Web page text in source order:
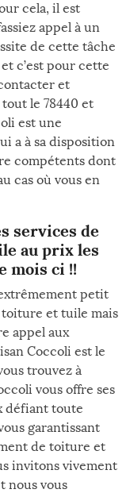
cela, il est
appel à un
de cette tâche
c’est pour cette
et
le 78440 et
est une
a à sa disposition
compétents dont
cas où vous en
services de
au prix les
mois ci !!
petit
toiture et tuile mais
appel aux
Coccoli est le
trouvez à
vous offre ses
défiant toute
garantissant
de toiture et
invitons vivement
nous vous